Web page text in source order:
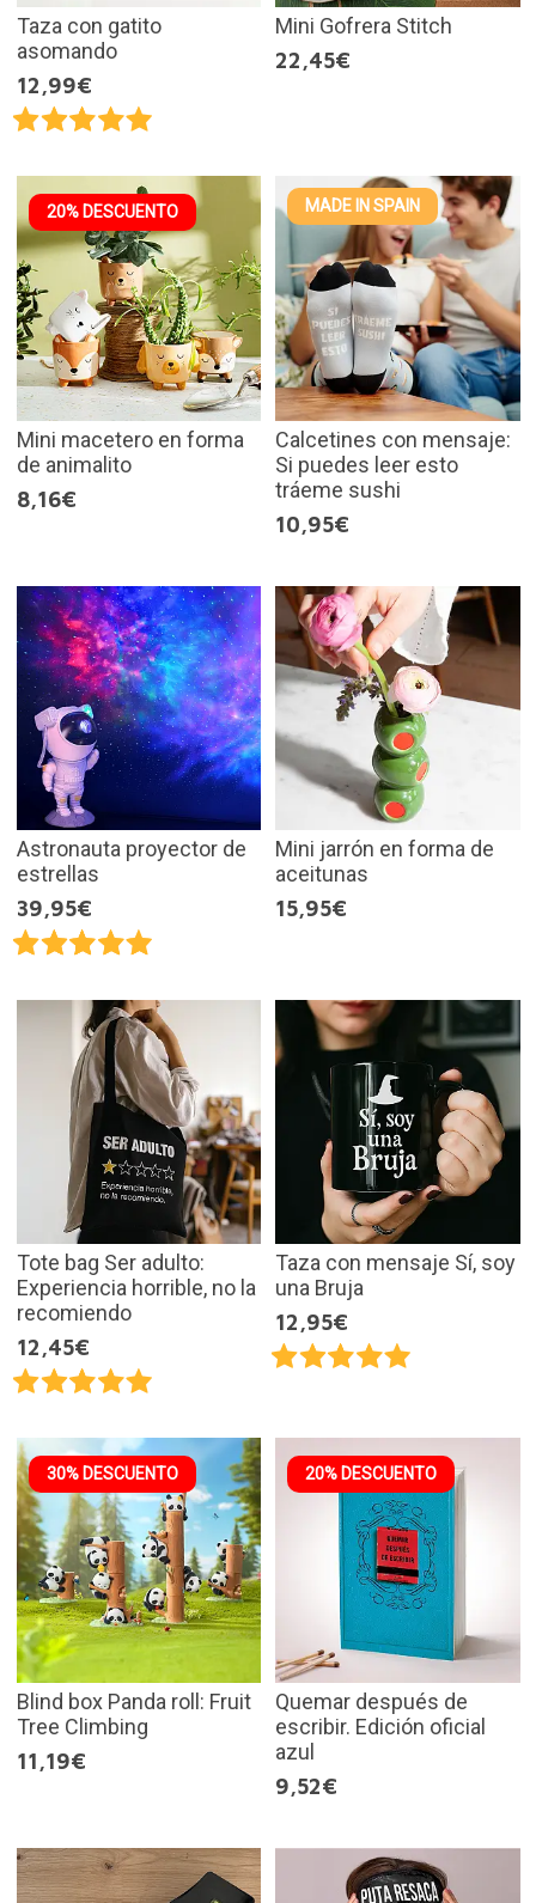
Taza con gatito
asomando
12,99€
Mini Gofrera Stitch
22,45€
20% DESCUENTO
Mini macetero en forma
de animalito
8,16€
MADE IN SPAIN
Calcetines con mensaje:
Si puedes leer esto
tráeme sushi
10,95€
Astronauta proyector de
estrellas
39,95€
Mini jarrón en forma de
aceitunas
15,95€
Tote bag Ser adulto:
Experiencia horrible, no la
recomiendo
12,45€
Taza con mensaje Sí, soy
una Bruja
12,95€
30% DESCUENTO
Blind box Panda roll: Fruit
Tree Climbing
11,19€
20% DESCUENTO
Quemar después de
escribir. Edición oficial
azul
9,52€